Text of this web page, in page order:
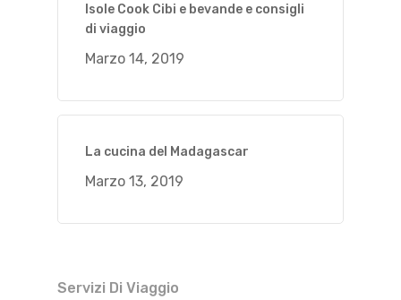
Isole Cook Cibi e bevande e consigli
di viaggio
Marzo 14, 2019
La cucina del Madagascar
Marzo 13, 2019
Servizi Di Viaggio